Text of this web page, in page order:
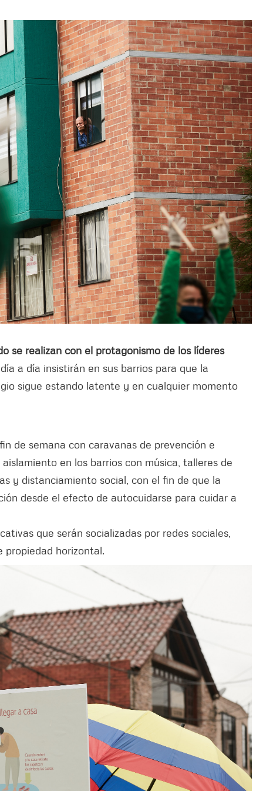
se realizan con el protagonismo de los líderes
a día insistirán en sus barrios para que la
sigue estando latente y en cualquier momento
de semana con caravanas de prevención e
en los barrios con música, talleres de
y distanciamiento social, con el fin de que la
desde el efecto de autocuidarse para cuidar a
que serán socializadas por redes sociales,
propiedad horizontal.